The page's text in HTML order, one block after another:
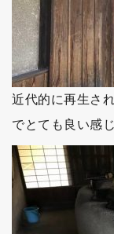
近代的に再生さ
でとても良い感じ